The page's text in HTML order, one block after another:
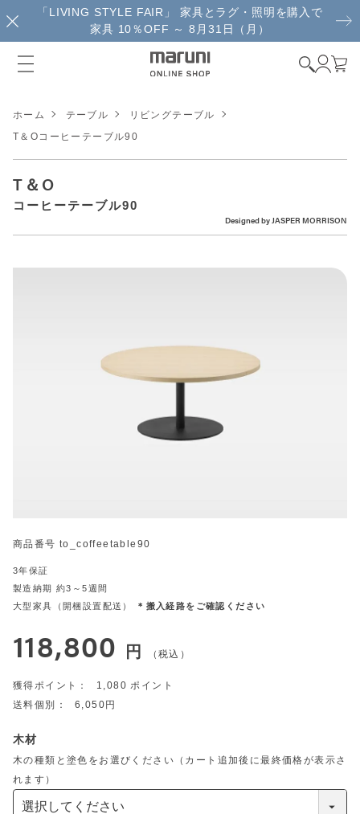
「LIVING STYLE FAIR」 家具とラグ・照明を購入で
家具 10％OFF ～ 8月31日（月）
ホーム テーブル
リビングテーブル
T＆Oコーヒーテーブル90
T＆O
コーヒーテーブル90
Designed byJASPER MORRISON
商品番号 to_coffeetable90
3年保証
製造納期 約3～5週間
大型家具（開梱設置配送）
＊搬入経路をご確認ください
118,800 税込
1,080
6,050
木材
木の種類と塗色をお選びください（カート追加後に最終価格が表示さ
れます）